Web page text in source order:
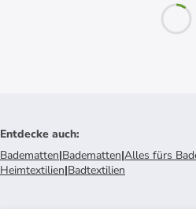
Entdecke auch:
Badematten|Badematten|Alles fürs
Heimtextilien|Badtextilien